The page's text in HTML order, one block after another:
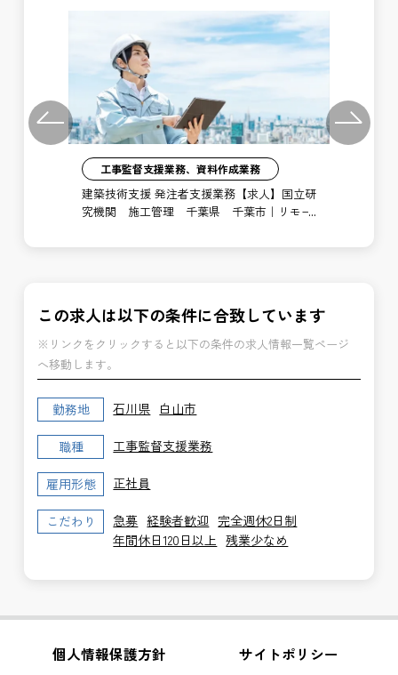
Previous
工事監督支援業務、資料作成業務
建築技術支援 発注者支援業務【求人】国立研
究機関 施工管理 千葉県 千葉市｜リモー
Next
この求人は以下の条件に合致しています
※リンクをクリックすると以下の条件の求人情報一覧ページ
へ移動します。
勤務地 石川県 白山市
職種 工事監督支援業務
雇用形態 正社員
こだわり 急募 経験者歓迎 完全週休2日制
年間休日120日以上 残業少なめ
個人情報保護方針 サイトポリシー